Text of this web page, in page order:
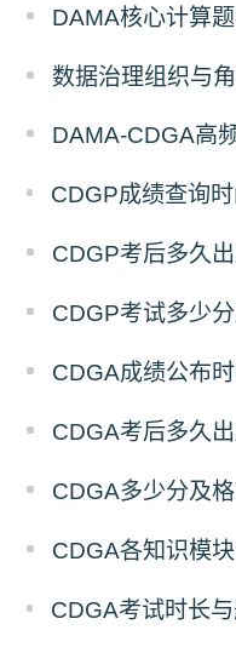
DAMA核心计算
DAMA-CDGA高
CDGP考后多久出
CDGP考试多少
CDGA成绩公布
CDGA考后多久出
CDGA多少分及
CDGA各知识模